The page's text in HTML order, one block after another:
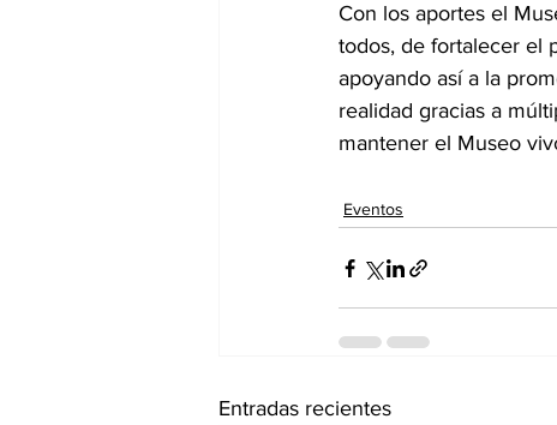
Con los aportes el
todos, de fortalecer el
apoyando así a la
realidad gracias a
mantener el Museo
Eventos
Entradas recientes